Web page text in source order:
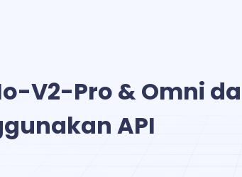
V2-Pro & Omni
API